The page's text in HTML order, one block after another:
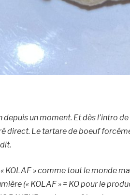
depuis un moment. Et dès l’intro
direct. Le tartare de boeuf
KOLAF » comme tout le monde
(« KOLAF » = KO pour le